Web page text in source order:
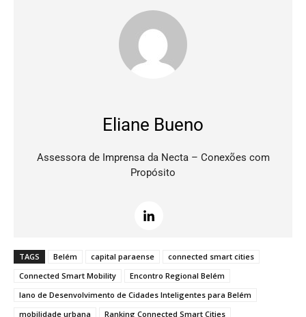
Eliane Bueno
Assessora de Imprensa da Necta – Conexões com
Propósito
TAGS Belém capital paraense
connected smart cities
Connected Smart Mobility
Encontro Regional Belém
lano de Desenvolvimento de Cidades Inteligentes para Belém
mobilidade urbana
Ranking Connected Smart Cities